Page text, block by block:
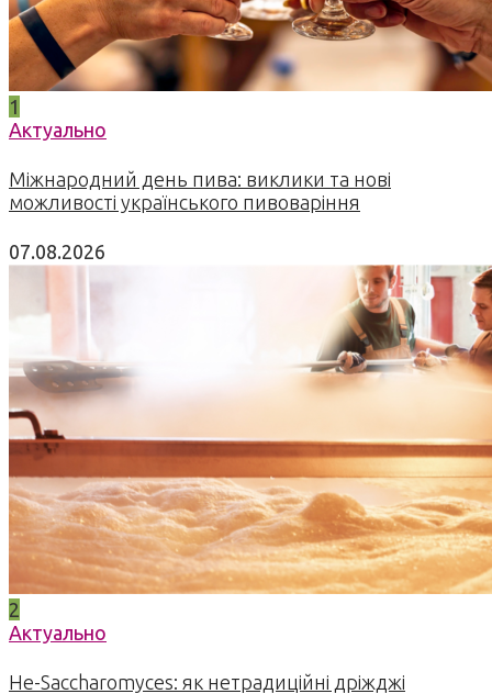
1
Актуально
Міжнародний день пива: виклики та нові
можливості українського пивоваріння
07.08.2026
2
Актуально
Не-Saccharomyces: як нетрадиційні дріжджі